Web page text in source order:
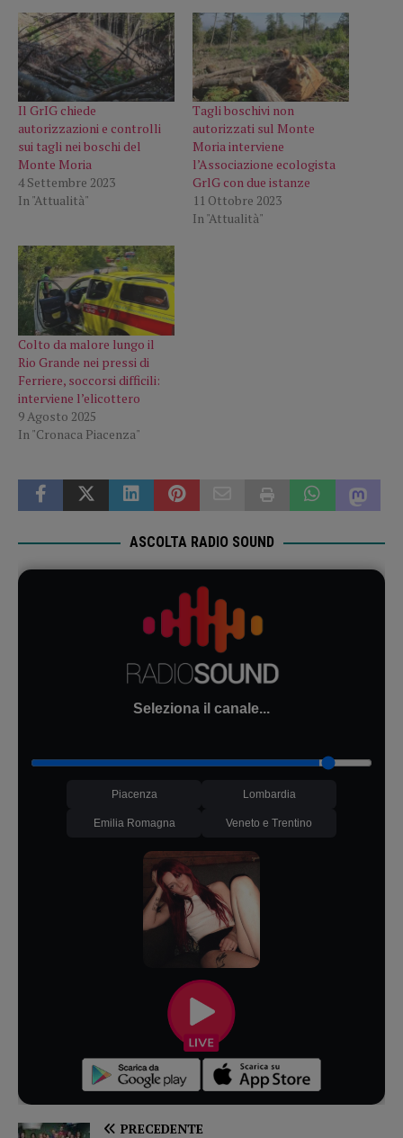
Il GrIG chiede
autorizzazioni e controlli
sui tagli nei boschi del
Monte Moria
4 Settembre 2023
In "Attualità"
Tagli boschivi non
autorizzati sul Monte
Moria interviene
l’Associazione ecologista
GrlG con due istanze
11 Ottobre 2023
In "Attualità"
Colto da malore lungo il
Rio Grande nei pressi di
Ferriere, soccorsi difficili:
interviene l’elicottero
9 Agosto 2025
In "Cronaca Piacenza"
ASCOLTA RADIO SOUND
Seleziona il canale...
Piacenza Lombardia
Emilia Romagna Veneto e Trentino
PRECEDENTE